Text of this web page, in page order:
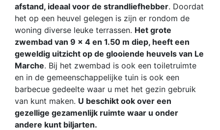
afstand, ideaal voor de strandliefhebber. Doordat
het op een heuvel gelegen is zijn er rondom de
woning diverse leuke terrassen. Het grote
zwembad van 9 x 4 en 1.50 m diep, heeft een
geweldig uitzicht op de glooiende heuvels van Le
Marche. Bij het zwembad is ook een toiletruimte
en in de gemeenschappelijke tuin is ook een
barbecue gedeelte waar u met het gezin gebruik
van kunt maken. U beschikt ook over een
gezellige gezamenlijk ruimte waar u onder
andere kunt biljarten.